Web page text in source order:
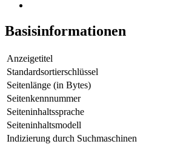
Basisinformationen
Anzeigetitel
Standardsortierschlüssel
Seitenlänge (in Bytes)
Seitenkennnummer
Seiteninhaltssprache
Seiteninhaltsmodell
Indizierung durch Suchmaschinen